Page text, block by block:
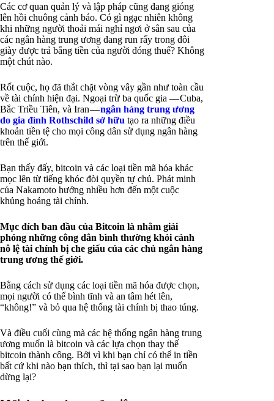
Các cơ quan quản lý và lập pháp cũng đang gióng
lên hồi chuông cảnh báo. Có gì ngạc nhiên không
khi những người thoải mái nghỉ ngơi ở sân sau của
các ngân hàng trung ương đang run rẩy trong đôi
giày được trả bằng tiền của người đóng thuế? Không
một chút nào.
Rốt cuộc, họ đã thắt chặt vòng vây gần như toàn cầu
về tài chính hiện đại. Ngoại trừ ba quốc gia — Cuba,
Bắc Triều Tiên, và Iran —ngân hàng trung ương
do gia đình Rothschild sở hữu tạo ra những điều
khoản tiền tệ cho mọi công dân sử dụng ngân hàng
trên thế giới.
Bạn thấy đấy, bitcoin và các loại tiền mã hóa khác
mọc lên từ tiếng khóc đòi quyền tự chủ. Phát minh
của Nakamoto hướng nhiều hơn đến một cuộc
khủng hoảng tài chính.
Mục đích ban đầu của Bitcoin là nhằm giải
phóng những công dân bình thường khỏi cảnh
nô lệ tài chính bị che giấu của các chủ ngân hàng
trung ương thế giới.
Bằng cách sử dụng các loại tiền mã hóa được chọn,
mọi người có thể bình tĩnh và an tâm hét lên,
“không!” và bỏ qua hệ thống tài chính bị thao túng.
Và điều cuối cùng mà các hệ thống ngân hàng trung
ương muốn là bitcoin và các lựa chọn thay thế
bitcoin thành công. Bởi vì khi bạn chỉ có thể in tiền
bất cứ khi nào bạn thích, thì tại sao bạn lại muốn
dừng lại?